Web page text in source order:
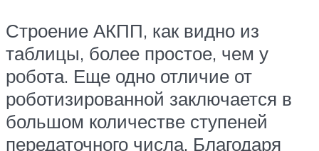
Строение АКПП, как видно из
таблицы, более простое, чем у
робота. Еще одно отличие от
роботизированной заключается в
большом количестве ступеней
передаточного числа. Благодаря